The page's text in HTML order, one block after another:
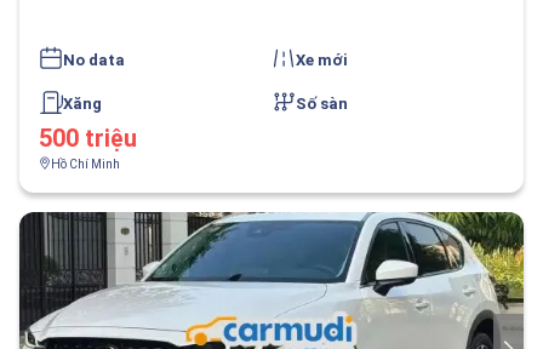
No data Xe mới
Xăng Số sàn
500 triệu
Hồ Chí Minh